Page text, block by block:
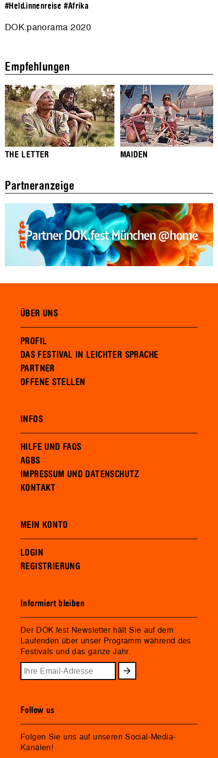
#Held.innenreise #Afrika
DOK.panorama 2020
Empfehlungen
THE LETTER MAIDEN
Partneranzeige
ÜBER UNS
PROFIL
DAS FESTIVAL IN LEICHTER SPRACHE
PARTNER
OFFENE STELLEN
INFOS
HILFE UND FAQS
AGBS
IMPRESSUM UND DATENSCHUTZ
KONTAKT
MEIN KONTO
LOGIN
REGISTRIERUNG
Informiert bleiben
Der DOK.fest Newsletter hält Sie auf dem
Laufenden über unser Programm während des
Festivals und das ganze Jahr.
Follow us
Folgen Sie uns auf unseren Social-Media-
Kanälen!